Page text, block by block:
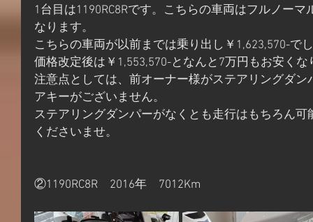
1台目は1190RC8Rです。こちらの車両はフルノー
なります。
こちらの車両が以前までは乗り出し￥1,623,570-で
価格改定後は￥1,553,570-となんと7万円もお安くな
注意点としては、前オーナー様がステアリングダ
アキーがございません。
ステアリングダンパーがなくとも走行はもちろん
くださいませ。
②1190RC8R　2016年　7012Km